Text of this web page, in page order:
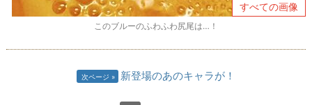
すべての画像
このブルーのふわふわ尻尾は…！
次ページ 新登場のあのキャラが！